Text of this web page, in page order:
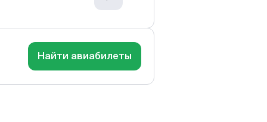
Найти авиабилеты